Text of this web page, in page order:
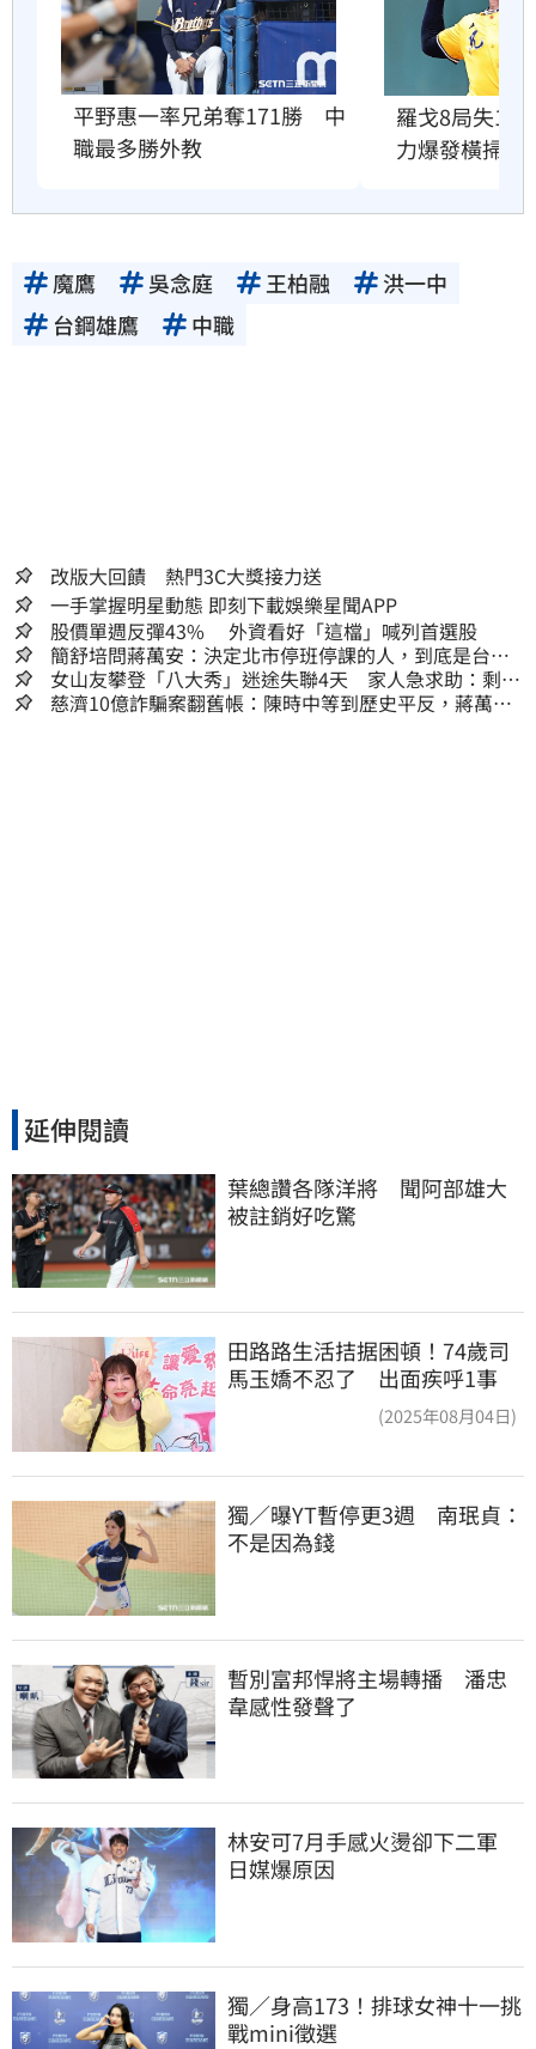
平野惠一率兄弟奪171勝　中
職最多勝外教
羅戈8局失1
力爆發橫掃雄
魔鷹 吳念庭 王柏融
洪一中
台鋼雄鷹
中職
改版大回饋 熱門3C大獎接力送
一手掌握明星動態 即刻下載娛樂星聞APP
股價單週反彈43% 外資看好「這檔」喊列首選股
簡舒培問蔣萬安：決定北市停班停課的人，到底是台北
市長，還是氣象署？
女山友攀登「八大秀」迷途失聯4天 家人急求助：剩我
媽還沒找到
慈濟10億詐騙案翻舊帳：陳時中等到歷史平反，蔣萬安
延伸閱讀
葉總讚各隊洋將　聞阿部雄大
被註銷好吃驚
田路路生活拮据困頓！74歲司
馬玉嬌不忍了 出面疾呼1事
(2025年08月04日)
獨／曝YT暫停更3週　南珉貞：
不是因為錢
暫別富邦悍將主場轉播　潘忠
韋感性發聲了
林安可7月手感火燙卻下二軍
日媒爆原因
獨／身高173！排球女神十一挑
戰mini徵選